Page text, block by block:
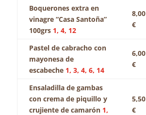
Boquerones extra en
vinagre “Casa Santoña”
100grs 1, 4, 12
8,00
€
Pastel de cabracho con
mayonesa de
escabeche 1, 3, 4, 6, 14
6,00
€
Ensaladilla de gambas
con crema de piquillo y
crujiente de camarón 1,
5,50
€